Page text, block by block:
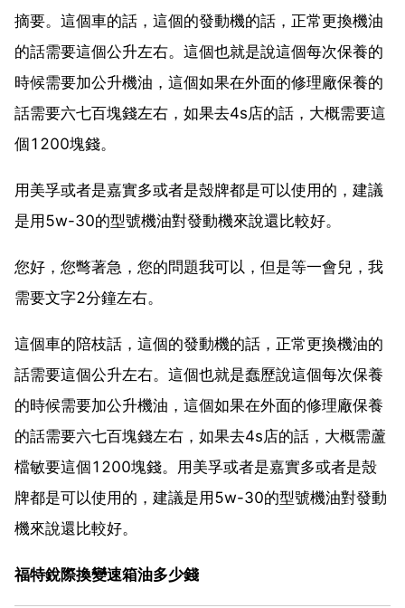
摘要。這個車的話，這個的發動機的話，正常更換機油
的話需要這個公升左右。這個也就是說這個每次保養的
時候需要加公升機油，這個如果在外面的修理廠保養的
話需要六七百塊錢左右，如果去4s店的話，大概需要這
個1200塊錢。
用美孚或者是嘉實多或者是殼牌都是可以使用的，建議
是用5w-30的型號機油對發動機來說還比較好。
您好，您彆著急，您的問題我可以，但是等一會兒，我
需要文字2分鐘左右。
這個車的陪枝話，這個的發動機的話，正常更換機油的
話需要這個公升左右。這個也就是蠢歷說這個每次保養
的時候需要加公升機油，這個如果在外面的修理廠保養
的話需要六七百塊錢左右，如果去4s店的話，大概需蘆
檔敏要這個1200塊錢。用美孚或者是嘉實多或者是殼
牌都是可以使用的，建議是用5w-30的型號機油對發動
機來說還比較好。
福特銳際換變速箱油多少錢